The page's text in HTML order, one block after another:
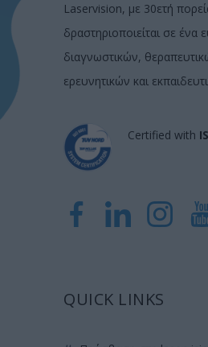
Laservision, με 30ετή
δραστηριοποιείται σε ένα
διαγνωστικών,
ερευνητικών και
Certified with
QUICK LINKS